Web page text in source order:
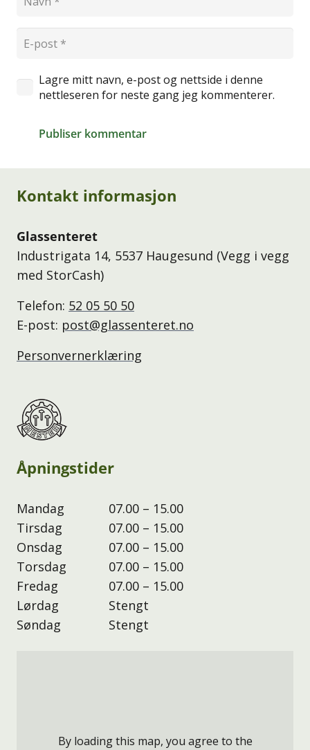
Lagre mitt navn, e-post og nettside i denne
nettleseren for neste gang jeg kommenterer.
Publiser kommentar
Kontakt informasjon
Glassenteret
Industrigata 14, 5537 Haugesund (Vegg i vegg
med StorCash)
Telefon: 52 05 50 50
E-post: post@glassenteret.no
Personvernerklæring
Åpningstider
Mandag
07.00 – 15.00
Tirsdag
07.00 – 15.00
Onsdag
07.00 – 15.00
Torsdag
07.00 – 15.00
Fredag
07.00 – 15.00
Lørdag
Stengt
Søndag
Stengt
By loading this map, you agree to the